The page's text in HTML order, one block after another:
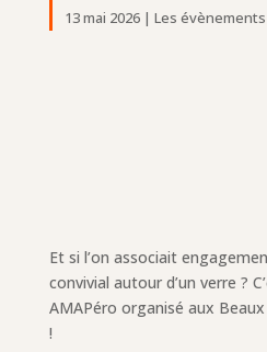
13 mai 2026| Les
Et si l’on associait
convivial autour d’un verre ?
AMAPéro organisé aux
!